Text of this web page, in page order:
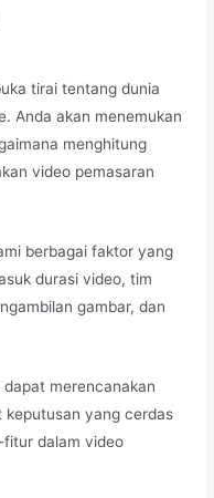
tirai tentang dunia
Anda akan menemukan
menghitung
video pemasaran
berbagai faktor yang
durasi video, tim
gambar, dan
merencanakan
keputusan yang cerdas
fitur dalam video